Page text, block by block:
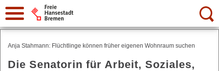
Suche:
Anja Stahmann: Flüchtlinge können früher eigenen Wohnraum suchen
Die Senatorin für Arbeit, Soziales,